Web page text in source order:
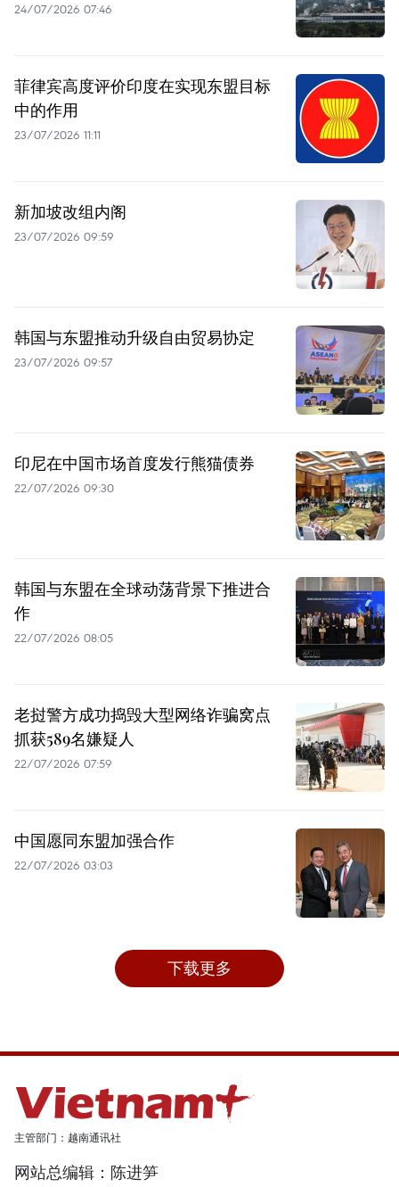
24/07/2026 07:46
菲律宾高度评价印度在实现东盟目标
中的作用
23/07/2026 11:11
新加坡改组内阁
23/07/2026 09:59
韩国与东盟推动升级自由贸易协定
23/07/2026 09:57
印尼在中国市场首度发行熊猫债券
22/07/2026 09:30
韩国与东盟在全球动荡背景下推进合
作
22/07/2026 08:05
老挝警方成功捣毁大型网络诈骗窝点
抓获589名嫌疑人
22/07/2026 07:59
中国愿同东盟加强合作
22/07/2026 03:03
下载更多
主管部门：越南通讯社
网站总编辑：陈进笋